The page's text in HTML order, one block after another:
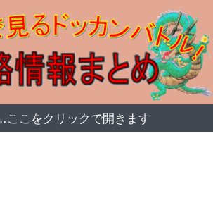
ここをクリックで開きます